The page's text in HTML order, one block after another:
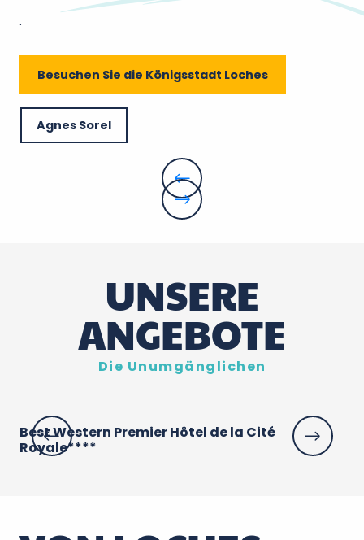
.
Besuchen Sie die Königsstadt Loches
Agnes Sorel
UNSERE
ANGEBOTE
Die Unumgänglichen
Best Western Premier Hôtel de la Cité
Royale****